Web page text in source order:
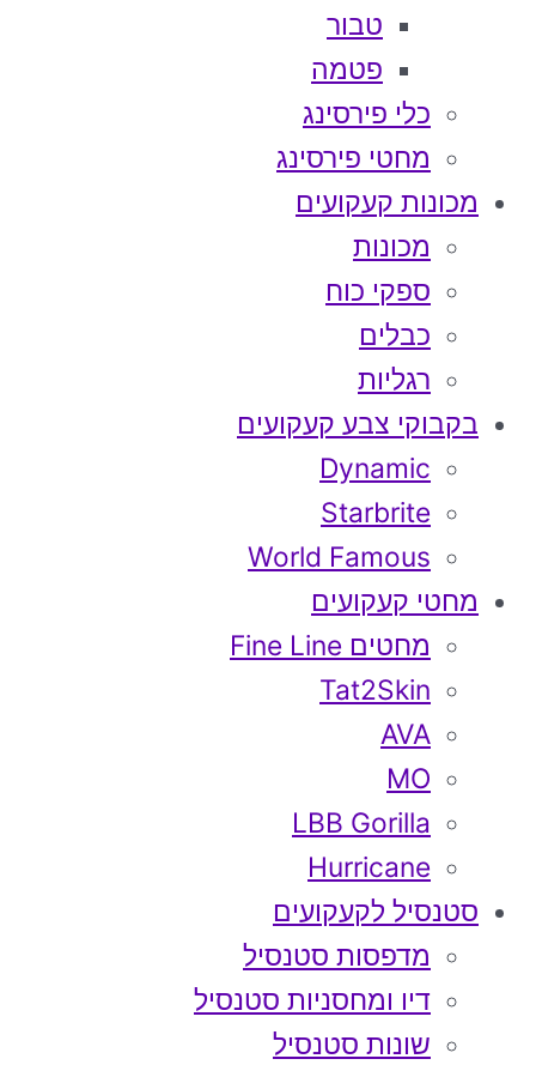
טבור
פטמה
כלי פירסינג
מחטי פירסינג
מכונות קעקועים
מכונות
ספקי כוח
כבלים
רגליות
בקבוקי צבע קעקועים
Dynamic
Starbrite
World Famous
מחטי קעקועים
מחטים Fine Line
Tat2Skin
AVA
MO
LBB Gorilla
Hurricane
סטנסיל לקעקועים
מדפסות סטנסיל
דיו ומחסניות סטנסיל
שונות סטנסיל